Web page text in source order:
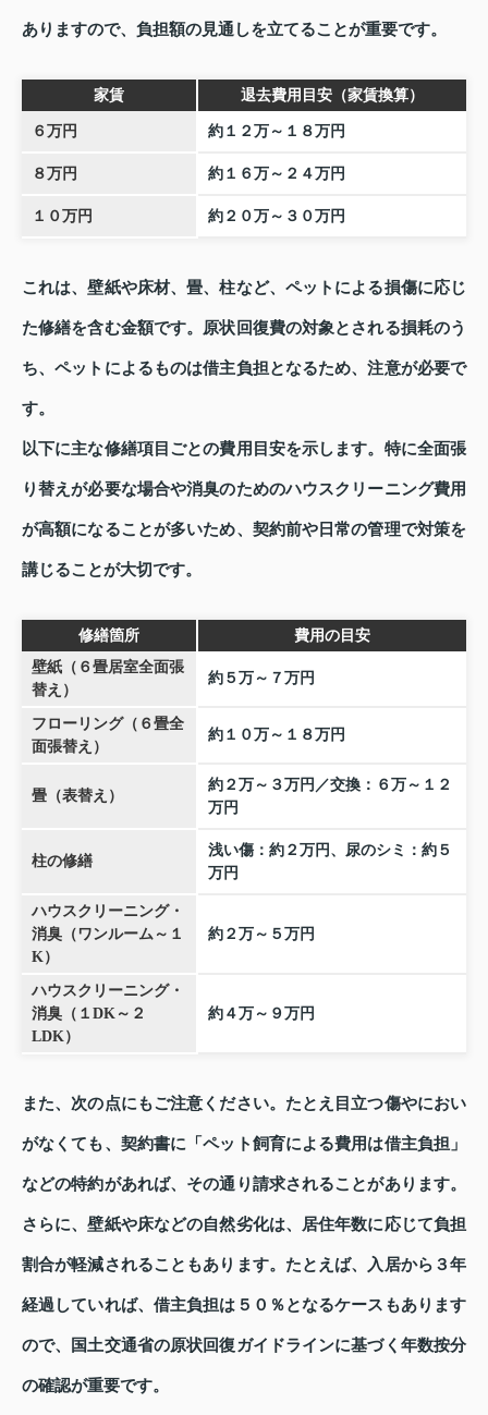
ありますので、負担額の見通しを立てることが重要です。
家賃 退去費用目安（家賃換算）
６万円 約１２万～１８万円
８万円 約１６万～２４万円
１０万円 約２０万～３０万円
これは、壁紙や床材、畳、柱など、ペットによる損傷に応じ
た修繕を含む金額です。原状回復費の対象とされる損耗のう
ち、ペットによるものは借主負担となるため、注意が必要で
す。
以下に主な修繕項目ごとの費用目安を示します。特に全面張
り替えが必要な場合や消臭のためのハウスクリーニング費用
が高額になることが多いため、契約前や日常の管理で対策を
講じることが大切です。
修繕箇所
費用の目安
壁紙（６畳居室全面張
替え）
約５万～７万円
フローリング（６畳全
面張替え）
約１０万～１８万円
畳（表替え）
約２万～３万円／交換：６万～１２
万円
柱の修繕
浅い傷：約２万円、尿のシミ：約５
万円
ハウスクリーニング・
消臭（ワンルーム～１
K）
約２万～５万円
ハウスクリーニング・
消臭（１DK～２
LDK）
約４万～９万円
また、次の点にもご注意ください。たとえ目立つ傷やにおい
がなくても、契約書に「ペット飼育による費用は借主負担」
などの特約があれば、その通り請求されることがあります。
さらに、壁紙や床などの自然劣化は、居住年数に応じて負担
割合が軽減されることもあります。たとえば、入居から３年
経過していれば、借主負担は５０％となるケースもあります
ので、国土交通省の原状回復ガイドラインに基づく年数按分
の確認が重要です。